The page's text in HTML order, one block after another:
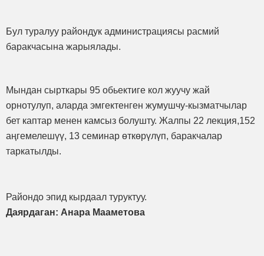
Бул туралуу райондук администрациясы расмий
баракчасына жарыялады.
Мындан сырткары 95 обьектиге кол жуучу жай
орнотулуп, аларда эмгектенген жумушчу-кызматчылар
бет каптар менен камсыз болушту. Жалпы 22 лекция,152
аңгемелешүү, 13 семинар өткөрүлүп, баракчалар
таркатылды.
Райондо эпид кырдаал туруктуу.
Даярдаган: Анара Мааметова